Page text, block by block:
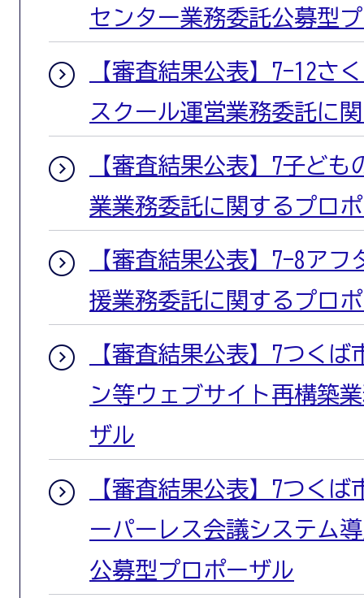
センター業務委託公募型
【審査結果公表】7-12さ
スクール運営業務委託に
【審査結果公表】7子ど
業業務委託に関するプロ
【審査結果公表】7-8ア
援業務委託に関するプロ
【審査結果公表】7つく
ン等ウェブサイト再構築
ザル
【審査結果公表】7つく
ーパーレス会議システム
公募型プロポーザル